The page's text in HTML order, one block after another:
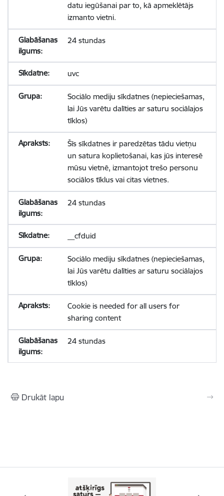
datu iegūšanai par to, kā apmeklētājs
izmanto vietni.
24 stundas
uvc
Sociālo mediju sīkdatnes (nepieciešamas,
lai Jūs varētu dalīties ar saturu sociālajos
tīklos)
Šīs sīkdatnes ir paredzētas tādu vietņu
un satura koplietošanai, kas jūs interesē
mūsu vietnē, izmantojot trešo personu
sociālos tīklus vai citas vietnes.
24 stundas
__cfduid
Sociālo mediju sīkdatnes (nepieciešamas,
lai Jūs varētu dalīties ar saturu sociālajos
tīklos)
Cookie is needed for all users for
sharing content
24 stundas
Drukāt lapu